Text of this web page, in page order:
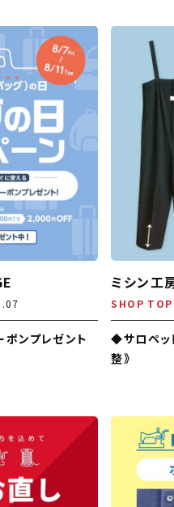
ンプレゼント
ミシン工
SHOP
◆サロペッ
整》